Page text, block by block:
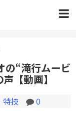
の“滝行ムービ
【動画】
特技 0